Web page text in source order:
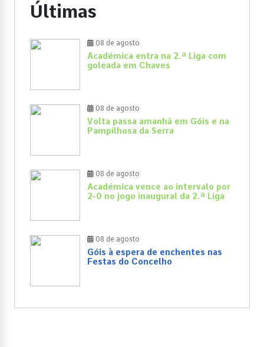
Últimas
08 de agosto
Académica entra na 2.ª Liga com
goleada em Chaves
08 de agosto
Volta passa amanhã em Góis e na
Pampilhosa da Serra
08 de agosto
Académica vence ao intervalo por
2-0 no jogo inaugural da 2.ª Liga
08 de agosto
Góis à espera de enchentes nas
Festas do Concelho